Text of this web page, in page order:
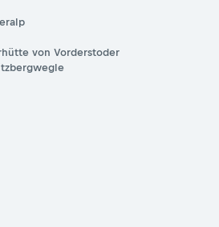
von Vorderstoder